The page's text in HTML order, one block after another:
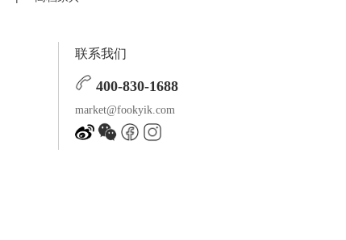
联系我们
400-830-1688
market@fookyik.com